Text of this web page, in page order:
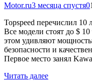
Motor.ru3 месяца спустя0
Topspeed перечислил 10
Все модели стоят до $
этом удивляют
безопасности и
Первое место занял
Читать далее